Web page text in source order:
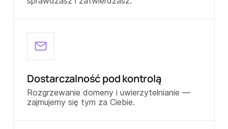
Dostarczalność pod kontrolą
Rozgrzewanie domeny i uwierzytelnianie —
zajmujemy się tym za Ciebie.